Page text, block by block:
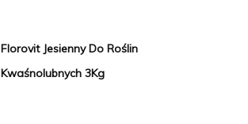
Florovit Jesienny Do Roślin
Kwaśnolubnych 3Kg